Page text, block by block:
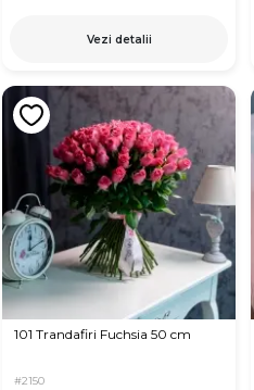
Vezi detalii
101 Trandafiri Fuchsia 50 cm
#2150